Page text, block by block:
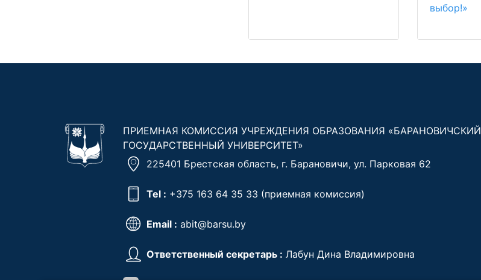
выбор!»
ПРИЕМНАЯ КОМИССИЯ УЧРЕЖДЕНИЯ ОБРАЗОВАНИЯ «БАРАНОВИЧСКИЙ
ГОСУДАРСТВЕННЫЙ УНИВЕРСИТЕТ»
225401 Брестская область, г. Барановичи, ул. Парковая 62
Tel : +375 163 64 35 33 (приемная комиссия)
Email : abit@barsu.by
Ответственный секретарь : Лабун Дина Владимировна